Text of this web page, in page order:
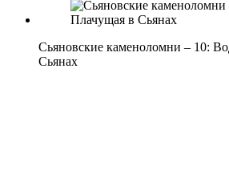
Сьяновские каменоломни – 10:
Сьянах